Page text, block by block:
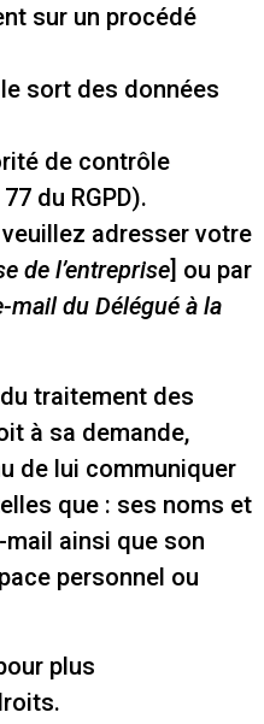
sur un procédé
sort des données
de contrôle
du RGPD).
adresser votre
de l’entreprise] ou par
mail du Délégué à la
traitement des
à sa demande,
de lui communiquer
que : ses noms et
ainsi que son
personnel ou
plus